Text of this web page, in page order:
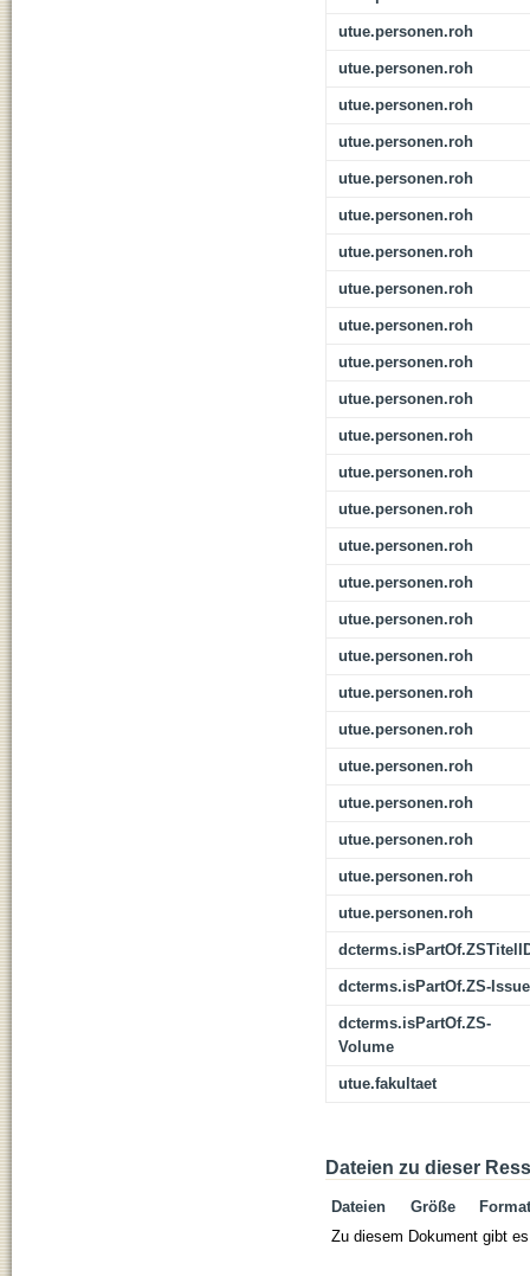
utue.personen.roh
utue.personen.roh
utue.personen.roh
utue.personen.roh
utue.personen.roh
utue.personen.roh
utue.personen.roh
utue.personen.roh
utue.personen.roh
utue.personen.roh
utue.personen.roh
utue.personen.roh
utue.personen.roh
utue.personen.roh
utue.personen.roh
utue.personen.roh
utue.personen.roh
utue.personen.roh
utue.personen.roh
utue.personen.roh
utue.personen.roh
utue.personen.roh
utue.personen.roh
utue.personen.roh
utue.personen.roh
dcterms.isPartOf.ZS-Issue
dcterms.isPartOf.ZS-
Volume
utue.fakultaet
Dateien zu dieser
Dateien Größe
Format
Zu diesem Dokument gibt